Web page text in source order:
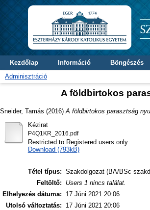
Kezdőlap Információ
Böngészés
Adminisztráció
A földbirtokos
Sneider, Tamás (2016) A földbirtokos parasztság
Kézirat
P4Q1KR_2016.pdf
Restricted to Registered users only
Download (793kB)
Tétel típus: Szakdolgozat (BA/BSc
Feltöltő:
Users 1 nincs találat.
Elhelyezés dátuma:
17 Júni 2021 20:06
Utolsó változtatás:
17 Júni 2021 20:06